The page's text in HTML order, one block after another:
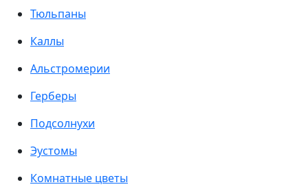
Тюльпаны
Каллы
Альстромерии
Герберы
Подсолнухи
Эустомы
Комнатные цветы